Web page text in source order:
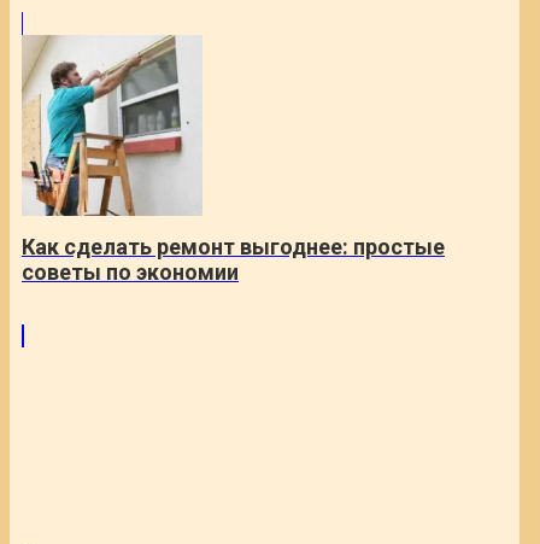
Как сделать ремонт выгоднее: простые
советы по экономии